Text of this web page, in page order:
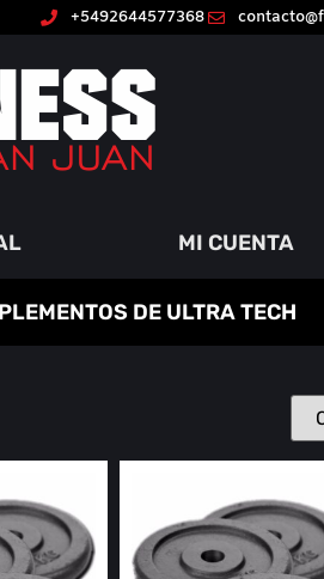
+5492644577368
MI CUENTA
DE ULTRA TECH